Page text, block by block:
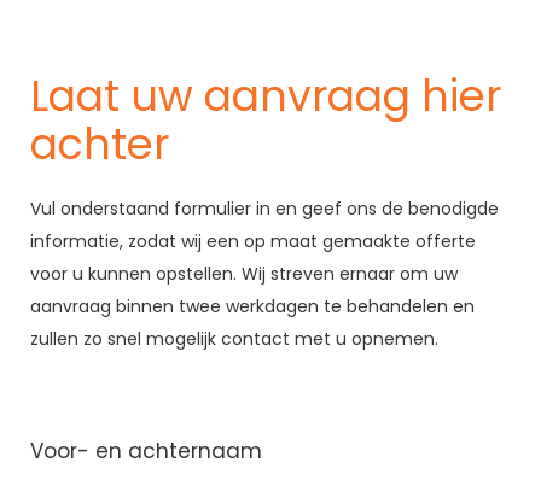
Laat uw aanvraag hier
achter
Vul onderstaand formulier in en geef ons de benodigde
informatie, zodat wij een op maat gemaakte offerte
voor u kunnen opstellen. Wij streven ernaar om uw
aanvraag binnen twee werkdagen te behandelen en
zullen zo snel mogelijk contact met u opnemen.
Voor- en achternaam